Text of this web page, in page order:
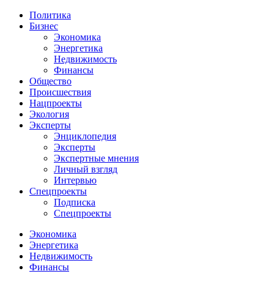
Политика
Бизнес
Экономика
Энергетика
Недвижимость
Финансы
Общество
Происшествия
Нацпроекты
Экология
Эксперты
Энциклопедия
Эксперты
Экспертные мнения
Личный взгляд
Интервью
Спецпроекты
Подписка
Спецпроекты
Экономика
Энергетика
Недвижимость
Финансы